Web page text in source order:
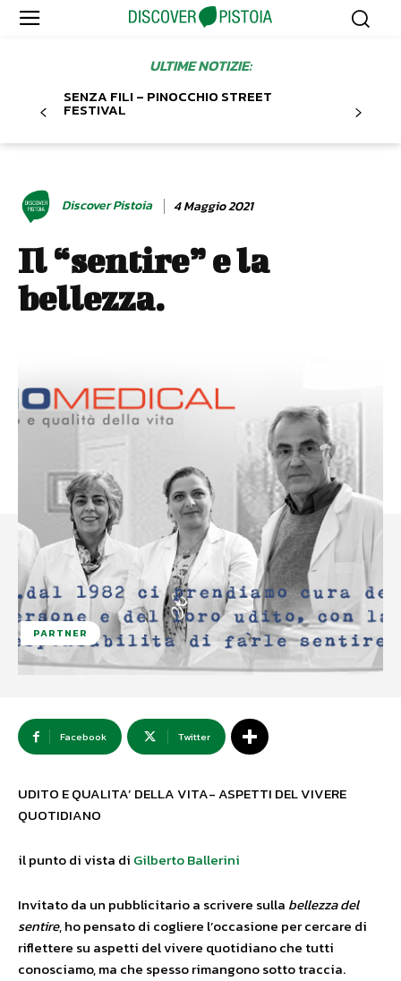
ULTIME NOTIZIE:
SENZA FILI – PINOCCHIO STREET
FESTIVAL
Discover Pistoia 4 Maggio 2021
Il “sentire” e la
bellezza.
PARTNER
Facebook Twitter
UDITO E QUALITA’ DELLA VITA- ASPETTI DEL VIVERE
QUOTIDIANO
il punto di vista di Gilberto Ballerini
Invitato da un pubblicitario a scrivere sulla bellezza del
sentire, ho pensato di cogliere l’occasione per cercare di
riflettere su aspetti del vivere quotidiano che tutti
conosciamo, ma che spesso rimangono sotto traccia.